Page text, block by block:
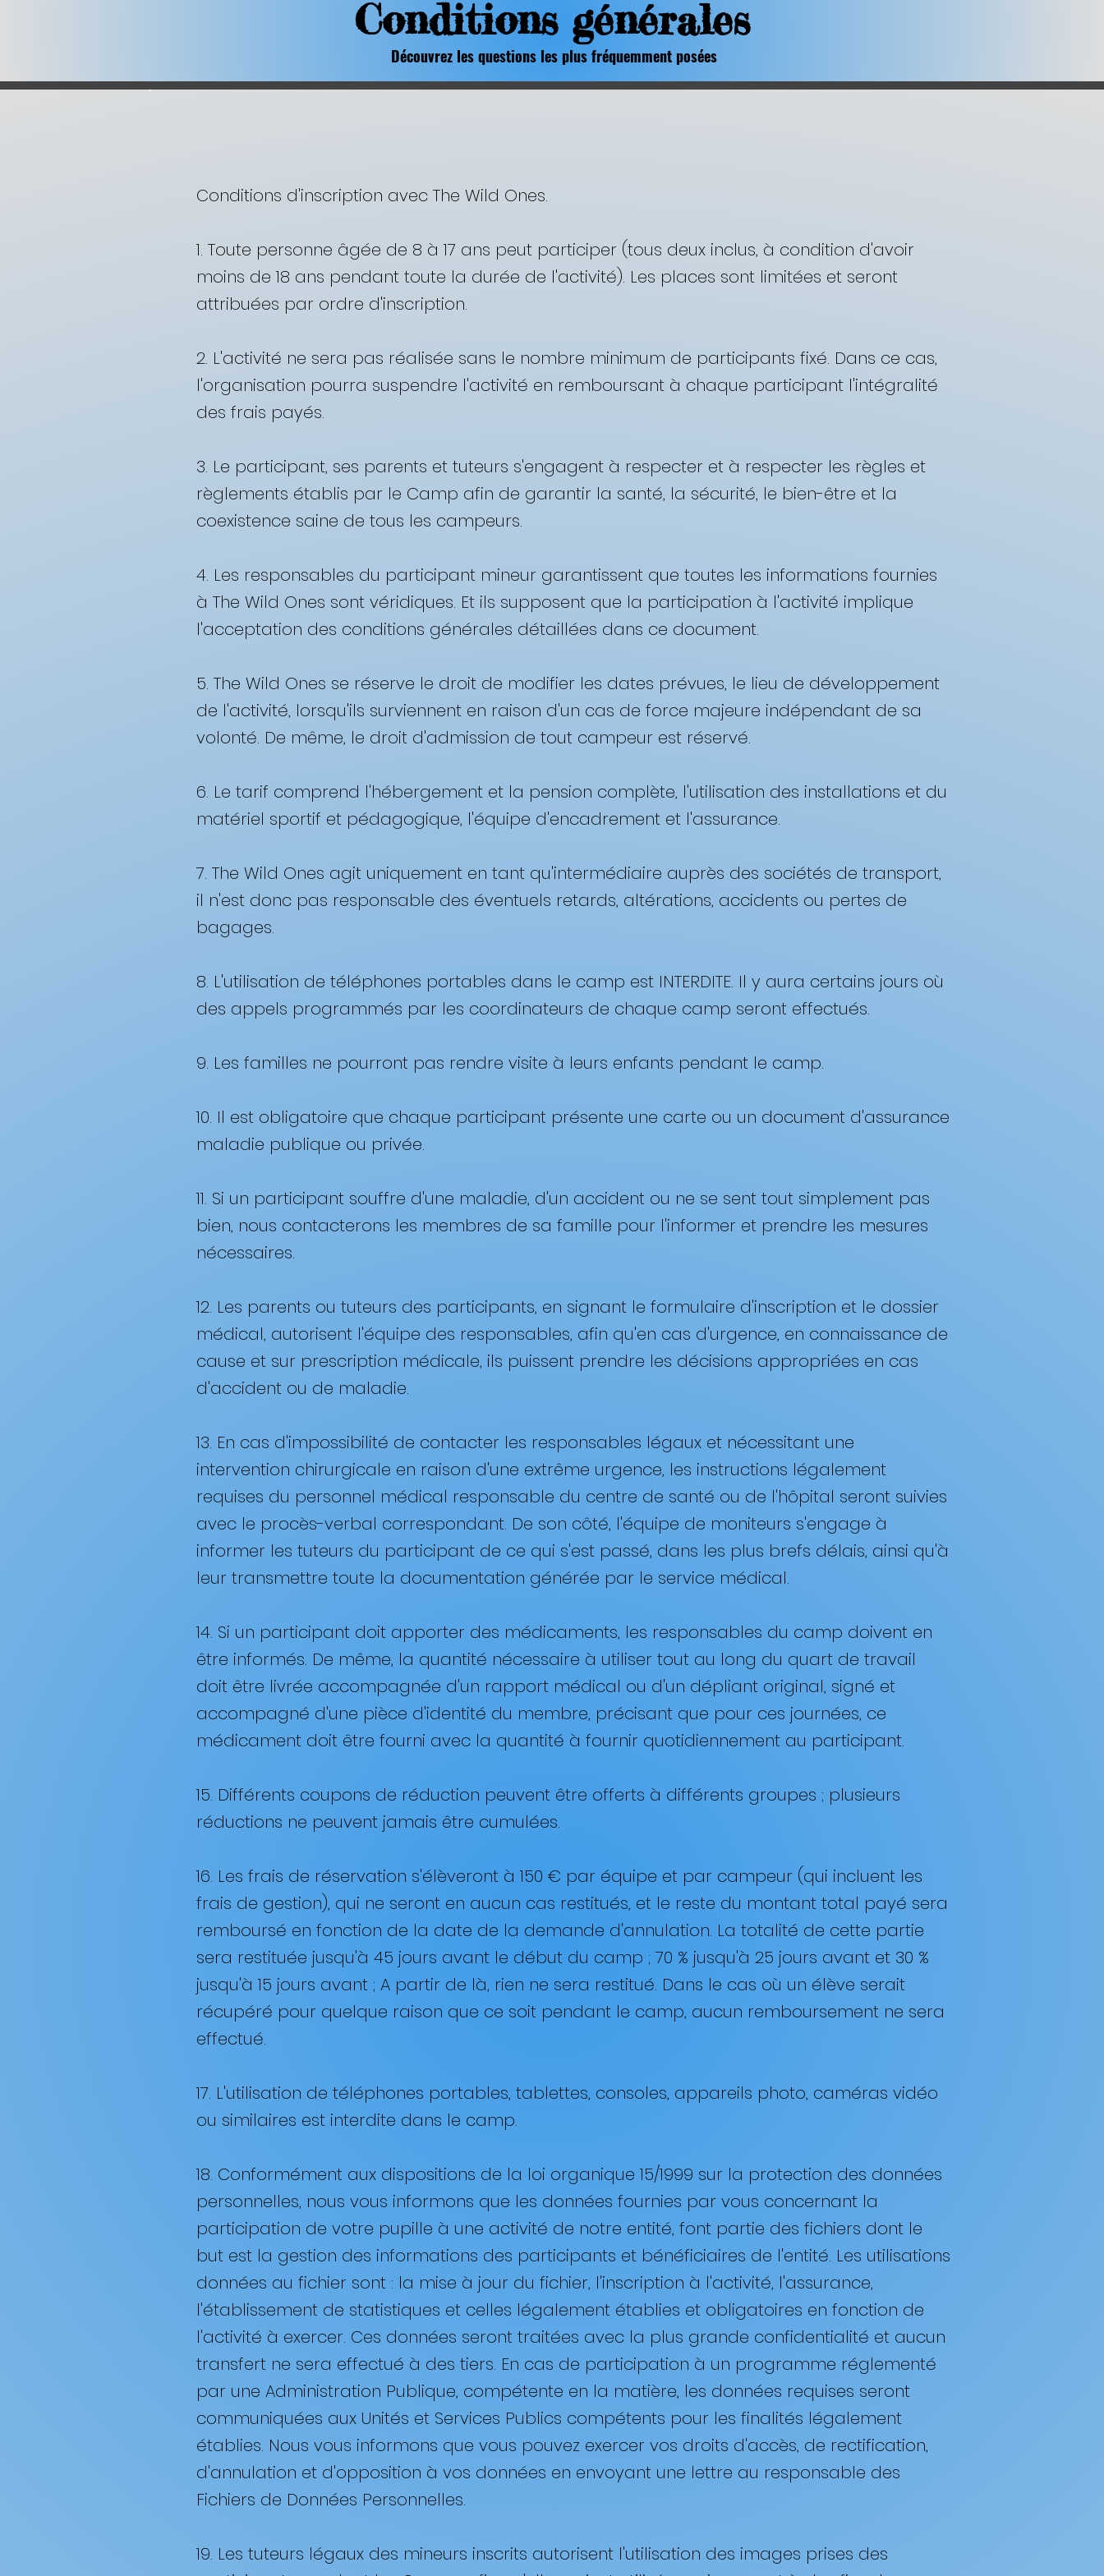
Conditions générales
Découvrez les questions les plus fréquemment posées
Conditions d'inscription avec The Wild Ones.
1. Toute personne âgée de 8 à 17 ans peut participer (tous deux inclus, à condition d'avoir
moins de 18 ans pendant toute la durée de l'activité). Les places sont limitées et seront
attribuées par ordre d'inscription. ​
2. L'activité ne sera pas réalisée sans le nombre minimum de participants fixé. Dans ce cas,
l'organisation pourra suspendre l'activité en remboursant à chaque participant l'intégralité
des frais payés. ​
3. Le participant, ses parents et tuteurs s'engagent à respecter et à respecter les règles et
règlements établis par le Camp afin de garantir la santé, la sécurité, le bien-être et la
coexistence saine de tous les campeurs. ​
4. Les responsables du participant mineur garantissent que toutes les informations fournies
à The Wild Ones sont véridiques. Et ils supposent que la participation à l'activité implique
l'acceptation des conditions générales détaillées dans ce document. ​
5. The Wild Ones se réserve le droit de modifier les dates prévues, le lieu de développement
de l'activité, lorsqu'ils surviennent en raison d'un cas de force majeure indépendant de sa
volonté. De même, le droit d'admission de tout campeur est réservé. ​
6. Le tarif comprend l'hébergement et la pension complète, l'utilisation des installations et du
matériel sportif et pédagogique, l'équipe d'encadrement et l'assurance. ​
7. The Wild Ones agit uniquement en tant qu'intermédiaire auprès des sociétés de transport,
il n'est donc pas responsable des éventuels retards, altérations, accidents ou pertes de
bagages.
8. L'utilisation de téléphones portables dans le camp est INTERDITE. Il y aura certains jours où
des appels programmés par les coordinateurs de chaque camp seront effectués. ​
9. Les familles ne pourront pas rendre visite à leurs enfants pendant le camp. ​
10. Il est obligatoire que chaque participant présente une carte ou un document d'assurance
maladie publique ou privée. ​
11. Si un participant souffre d'une maladie, d'un accident ou ne se sent tout simplement pas
bien, nous contacterons les membres de sa famille pour l'informer et prendre les mesures
nécessaires. ​
12. Les parents ou tuteurs des participants, en signant le formulaire d'inscription et le dossier
médical, autorisent l'équipe des responsables, afin qu'en cas d'urgence, en connaissance de
cause et sur prescription médicale, ils puissent prendre les décisions appropriées en cas
d'accident ou de maladie.
13. En cas d'impossibilité de contacter les responsables légaux et nécessitant une
intervention chirurgicale en raison d'une extrême urgence, les instructions légalement
requises du personnel médical responsable du centre de santé ou de l'hôpital seront suivies
avec le procès-verbal correspondant. De son côté, l'équipe de moniteurs s'engage à
informer les tuteurs du participant de ce qui s'est passé, dans les plus brefs délais, ainsi qu'à
leur transmettre toute la documentation générée par le service médical. ​
14. Si un participant doit apporter des médicaments, les responsables du camp doivent en
être informés. De même, la quantité nécessaire à utiliser tout au long du quart de travail
doit être livrée accompagnée d'un rapport médical ou d'un dépliant original, signé et
accompagné d'une pièce d'identité du membre, précisant que pour ces journées, ce
médicament doit être fourni avec la quantité à fournir quotidiennement au participant. ​
15. Différents coupons de réduction peuvent être offerts à différents groupes ; plusieurs
réductions ne peuvent jamais être cumulées.
16. Les frais de réservation s'élèveront à 150 € par équipe et par campeur (qui incluent les
frais de gestion), qui ne seront en aucun cas restitués, et le reste du montant total payé sera
remboursé en fonction de la date de la demande d'annulation. La totalité de cette partie
sera restituée jusqu'à 45 jours avant le début du camp ; 70 % jusqu'à 25 jours avant et 30 %
jusqu'à 15 jours avant ; A partir de là, rien ne sera restitué. Dans le cas où un élève serait
récupéré pour quelque raison que ce soit pendant le camp, aucun remboursement ne sera
effectué. ​
17. L'utilisation de téléphones portables, tablettes, consoles, appareils photo, caméras vidéo
ou similaires est interdite dans le camp. ​
18. Conformément aux dispositions de la loi organique 15/1999 sur la protection des données
personnelles, nous vous informons que les données fournies par vous concernant la
participation de votre pupille à une activité de notre entité, font partie des fichiers dont le
but est la gestion des informations des participants et bénéficiaires de l'entité. Les utilisations
données au fichier sont : la mise à jour du fichier, l'inscription à l'activité, l'assurance,
l'établissement de statistiques et celles légalement établies et obligatoires en fonction de
l'activité à exercer. Ces données seront traitées avec la plus grande confidentialité et aucun
transfert ne sera effectué à des tiers. En cas de participation à un programme réglementé
par une Administration Publique, compétente en la matière, les données requises seront
communiquées aux Unités et Services Publics compétents pour les finalités légalement
établies. Nous vous informons que vous pouvez exercer vos droits d'accès, de rectification,
d'annulation et d'opposition à vos données en envoyant une lettre au responsable des
Fichiers de Données Personnelles.
19. Les tuteurs légaux des mineurs inscrits autorisent l'utilisation des images prises des